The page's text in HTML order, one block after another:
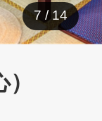
7 / 14